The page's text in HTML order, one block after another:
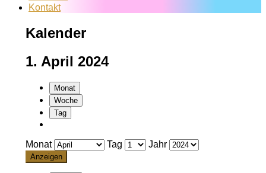
Kontakt
Kalender
1. April 2024
Monat
Woche
Tag
Monat Tag Jahr